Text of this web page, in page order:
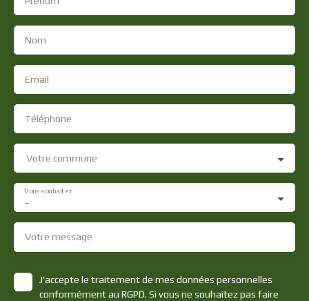
Nom
Email
Téléphone
Votre commune
-
Vous souhaitez
Votre message
J'accepte le traitement de mes données personnelles
conformément au RGPD. Si vous ne souhaitez pas faire